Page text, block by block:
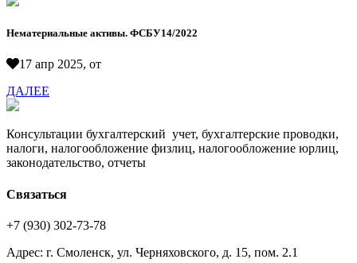
Нематериальные активы. ФСБУ14/2022
17 апр 2025, от
ДАЛЕЕ
Консультации бухгалтерский учет, бухгалтерские проводки,
налоги, налогообложение физлиц, налогообложение юрлиц,
законодательство, отчеты
Связаться
+7 (930) 302-73-78
Адрес: г. Смоленск, ул. Черняховского, д. 15, пом. 2.1